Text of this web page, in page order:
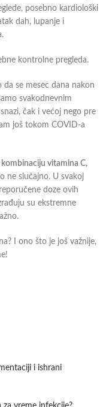
posebno kardiološki
dah, lupanje i
kontrolne pregleda.
se mesec dana nakon
svakodnevnim
čak i većoj nego pre
još tokom COVID-a
kombinaciju vitamina C,
ne slučajno. U svakoj
doze ovih
su ekstremne
I ono što je još važnije,
i ishrani